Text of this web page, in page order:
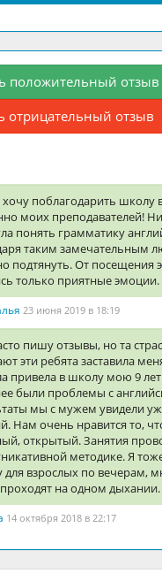
положительный отзыв
отрицательный отзыв
поблагодарить школу
моих преподавателей!
понять грамматику
таким замечательным
подтянуть. От посещения
только приятные эмоции.
23 июня 2019 в 18:19
пишу отзывы, но та
эти ребята заставила
привела в школу мою 9
были проблемы с
мы с мужем увидели
Нам очень нравится то,
открытый. Занятия
методике. Я
для взрослых по вечерам,
на одном дыхании.
14 октября 2018 в 22:17